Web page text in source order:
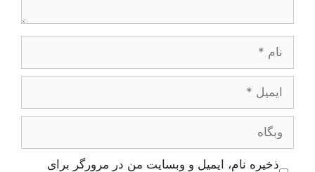
وبگاه
ذخیره نام، ایمیل و وبسایت من در مرورگر برای